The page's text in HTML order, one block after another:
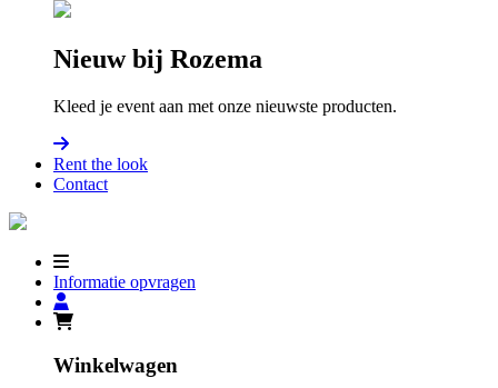
Nieuw bij Rozema
Kleed je event aan met onze nieuwste producten.
Rent the look
Contact
Informatie opvragen
Winkelwagen